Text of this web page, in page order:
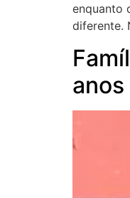
enquanto
diferente.